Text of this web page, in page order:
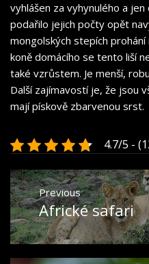
vyhlášen za vyhynulého a
podařilo jejich počty opět
mongolských stepích
koně domácího se tento liší
také vzrůstem. Je menší,
Další zajímavostí je, že jsou
mají pískově zbarvenou srst.
4.7/5 -
Navigace
pro
příspěvek
Previous
Previous
post:
Africké safari